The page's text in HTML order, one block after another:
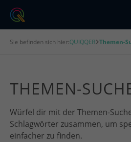
Sie befinden sich hier:QUIQQER Themen-
THEMEN-
Würfel dir mit der Themen-
Schlagwörter zusammen, um
einfacher zu finden.